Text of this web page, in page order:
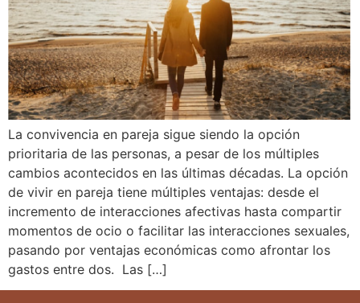
La convivencia en pareja sigue siendo la opción
prioritaria de las personas, a pesar de los múltiples
cambios acontecidos en las últimas décadas. La opción
de vivir en pareja tiene múltiples ventajas: desde el
incremento de interacciones afectivas hasta compartir
momentos de ocio o facilitar las interacciones sexuales,
pasando por ventajas económicas como afrontar los
gastos entre dos. Las […]